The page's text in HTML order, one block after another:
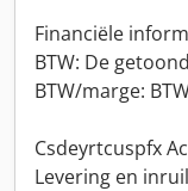
Financiële
BTW: De
BTW/marge:
Csdeyrtcuspfx
Levering en